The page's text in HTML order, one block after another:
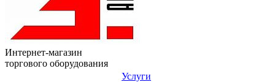
Интернет-магазин
торгового оборудования
Услуги